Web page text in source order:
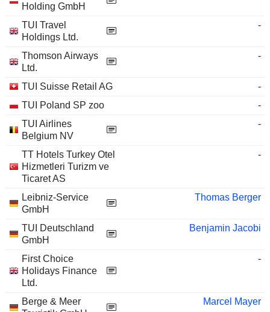
Holding GmbH
TUI Travel
Holdings Ltd.
-
Thomson Airways
Ltd.
-
TUI Suisse Retail AG
-
TUI Poland SP zoo
-
TUI Airlines
Belgium NV
-
TT Hotels Turkey Otel
Hizmetleri Turizm ve
Ticaret AS
-
Leibniz-Service
GmbH
Thomas Berger
TUI Deutschland
GmbH
Benjamin Jacobi
First Choice
Holidays Finance
Ltd.
-
Berge & Meer
Marcel Mayer